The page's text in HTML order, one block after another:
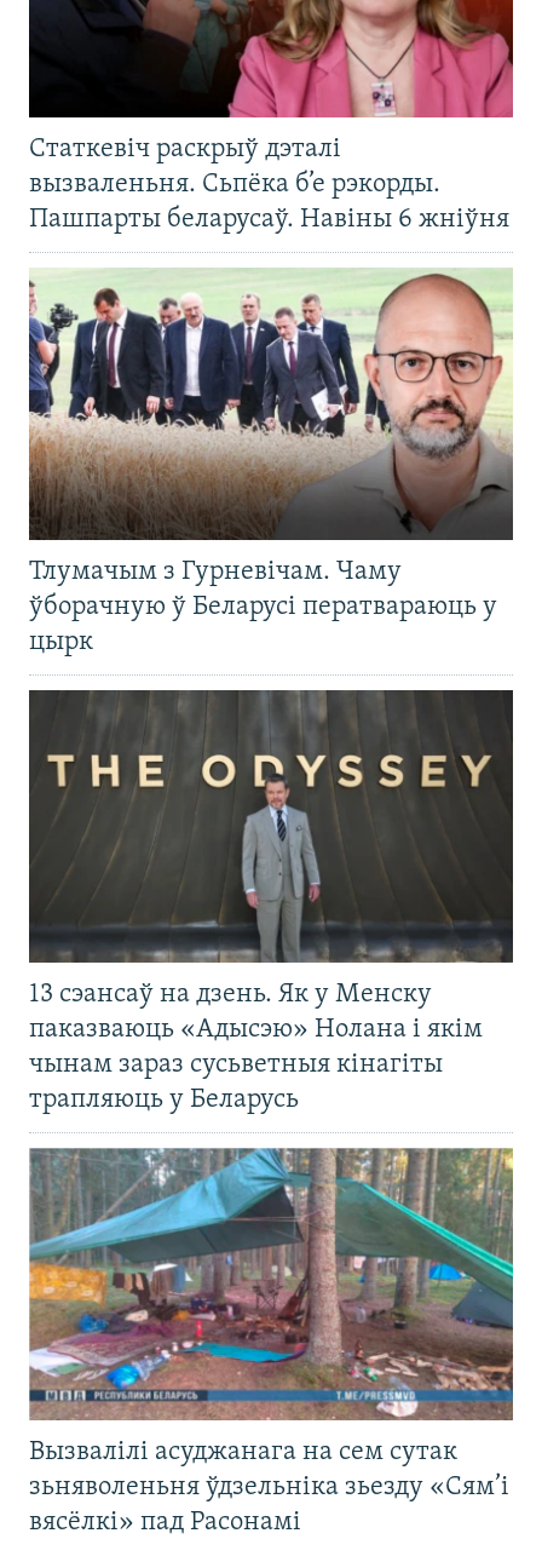
Статкевіч раскрыў дэталі
вызваленьня. Сьпёка б’е рэкорды.
Пашпарты беларусаў. Навіны 6 жніўня
Тлумачым з Гурневічам. Чаму
ўборачную ў Беларусі ператвараюць у
цырк
13 сэансаў на дзень. Як у Менску
паказваюць «Адысэю» Нолана і якім
чынам зараз сусьветныя кінагіты
трапляюць у Беларусь
Вызвалілі асуджанага на сем сутак
зьняволеньня ўдзельніка зьезду «Сям’і
вясёлкі» пад Расонамі